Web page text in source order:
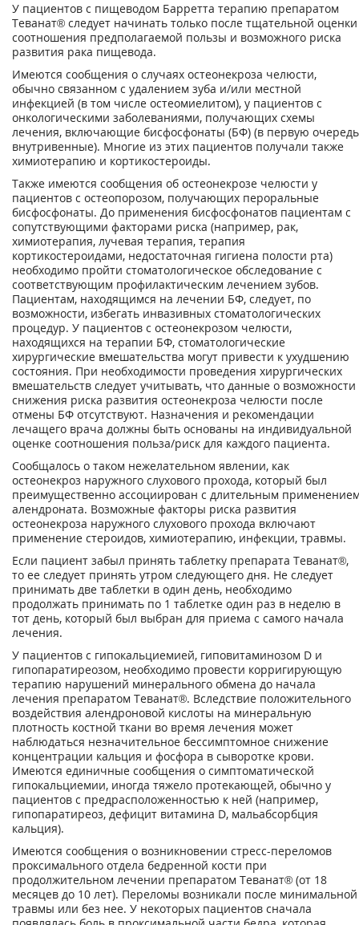
У пациентов с пищеводом Барретта терапию препаратом
Теванат® следует начинать только после тщательной оценки
соотношения предполагаемой пользы и возможного риска
развития рака пищевода.
Имеются сообщения о случаях остеонекроза челюсти,
обычно связанном с удалением зуба и/или местной
инфекцией (в том числе остеомиелитом), у пациентов с
онкологическими заболеваниями, получающих схемы
лечения, включающие бисфосфонаты (БФ) (в первую очередь
внутривенные). Многие из этих пациентов получали также
химиотерапию и кортикостероиды.
Также имеются сообщения об остеонекрозе челюсти у
пациентов с остеопорозом, получающих пероральные
бисфосфонаты. До применения бисфосфонатов пациентам с
сопутствующими факторами риска (например, рак,
химиотерапия, лучевая терапия, терапия
кортикостероидами, недостаточная гигиена полости рта)
необходимо пройти стоматологическое обследование с
соответствующим профилактическим лечением зубов.
Пациентам, находящимся на лечении БФ, следует, по
возможности, избегать инвазивных стоматологических
процедур. У пациентов с остеонекрозом челюсти,
находящихся на терапии БФ, стоматологические
хирургические вмешательства могут привести к ухудшению
состояния. При необходимости проведения хирургических
вмешательств следует учитывать, что данные о возможности
снижения риска развития остеонекроза челюсти после
отмены БФ отсутствуют. Назначения и рекомендации
лечащего врача должны быть основаны на индивидуальной
оценке соотношения польза/риск для каждого пациента.
Сообщалось о таком нежелательном явлении, как
остеонекроз наружного слухового прохода, который был
преимущественно ассоциирован с длительным
алендроната. Возможные факторы риска развития
остеонекроза наружного слухового прохода включают
применение стероидов, химиотерапию, инфекции, травмы.
Если пациент забыл принять таблетку препарата Теванат®,
то ее следует принять утром следующего дня. Не следует
принимать две таблетки в один день, необходимо
продолжать принимать по 1 таблетке один раз в неделю в
тот день, который был выбран для приема с самого начала
лечения.
У пациентов с гипокальциемией, гиповитаминозом D и
гипопаратиреозом, необходимо провести корригирующую
терапию нарушений минерального обмена до начала
лечения препаратом Теванат®. Вследствие положительного
воздействия алендроновой кислоты на минеральную
плотность костной ткани во время лечения может
наблюдаться незначительное бессимптомное снижение
концентрации кальция и фосфора в сыворотке крови.
Имеются единичные сообщения о симптоматической
гипокальциемии, иногда тяжело протекающей, обычно у
пациентов с предрасположенностью к ней (например,
гипопаратиреоз, дефицит витамина D, мальабсорбция
кальция).
Имеются сообщения о возникновении стресс-переломов
проксимального отдела бедренной кости при
продолжительном лечении препаратом Теванат® (от 18
месяцев до 10 лет). Переломы возникали после минимальной
травмы или без нее. У некоторых пациентов сначала